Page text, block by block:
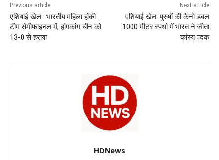
o
o
k
p
p
n
m
Previous article
एशियाई खेल : भारतीय महिला हॉकी
टीम सेमीफाइनल में, हांगकांग चीन को
13-0 से हराया
Next article
एशियाई खेल: पुरुषों की कैनो डबल
1000 मीटर स्पर्धा में भारत ने जीता
कांस्य पदक
HDNews